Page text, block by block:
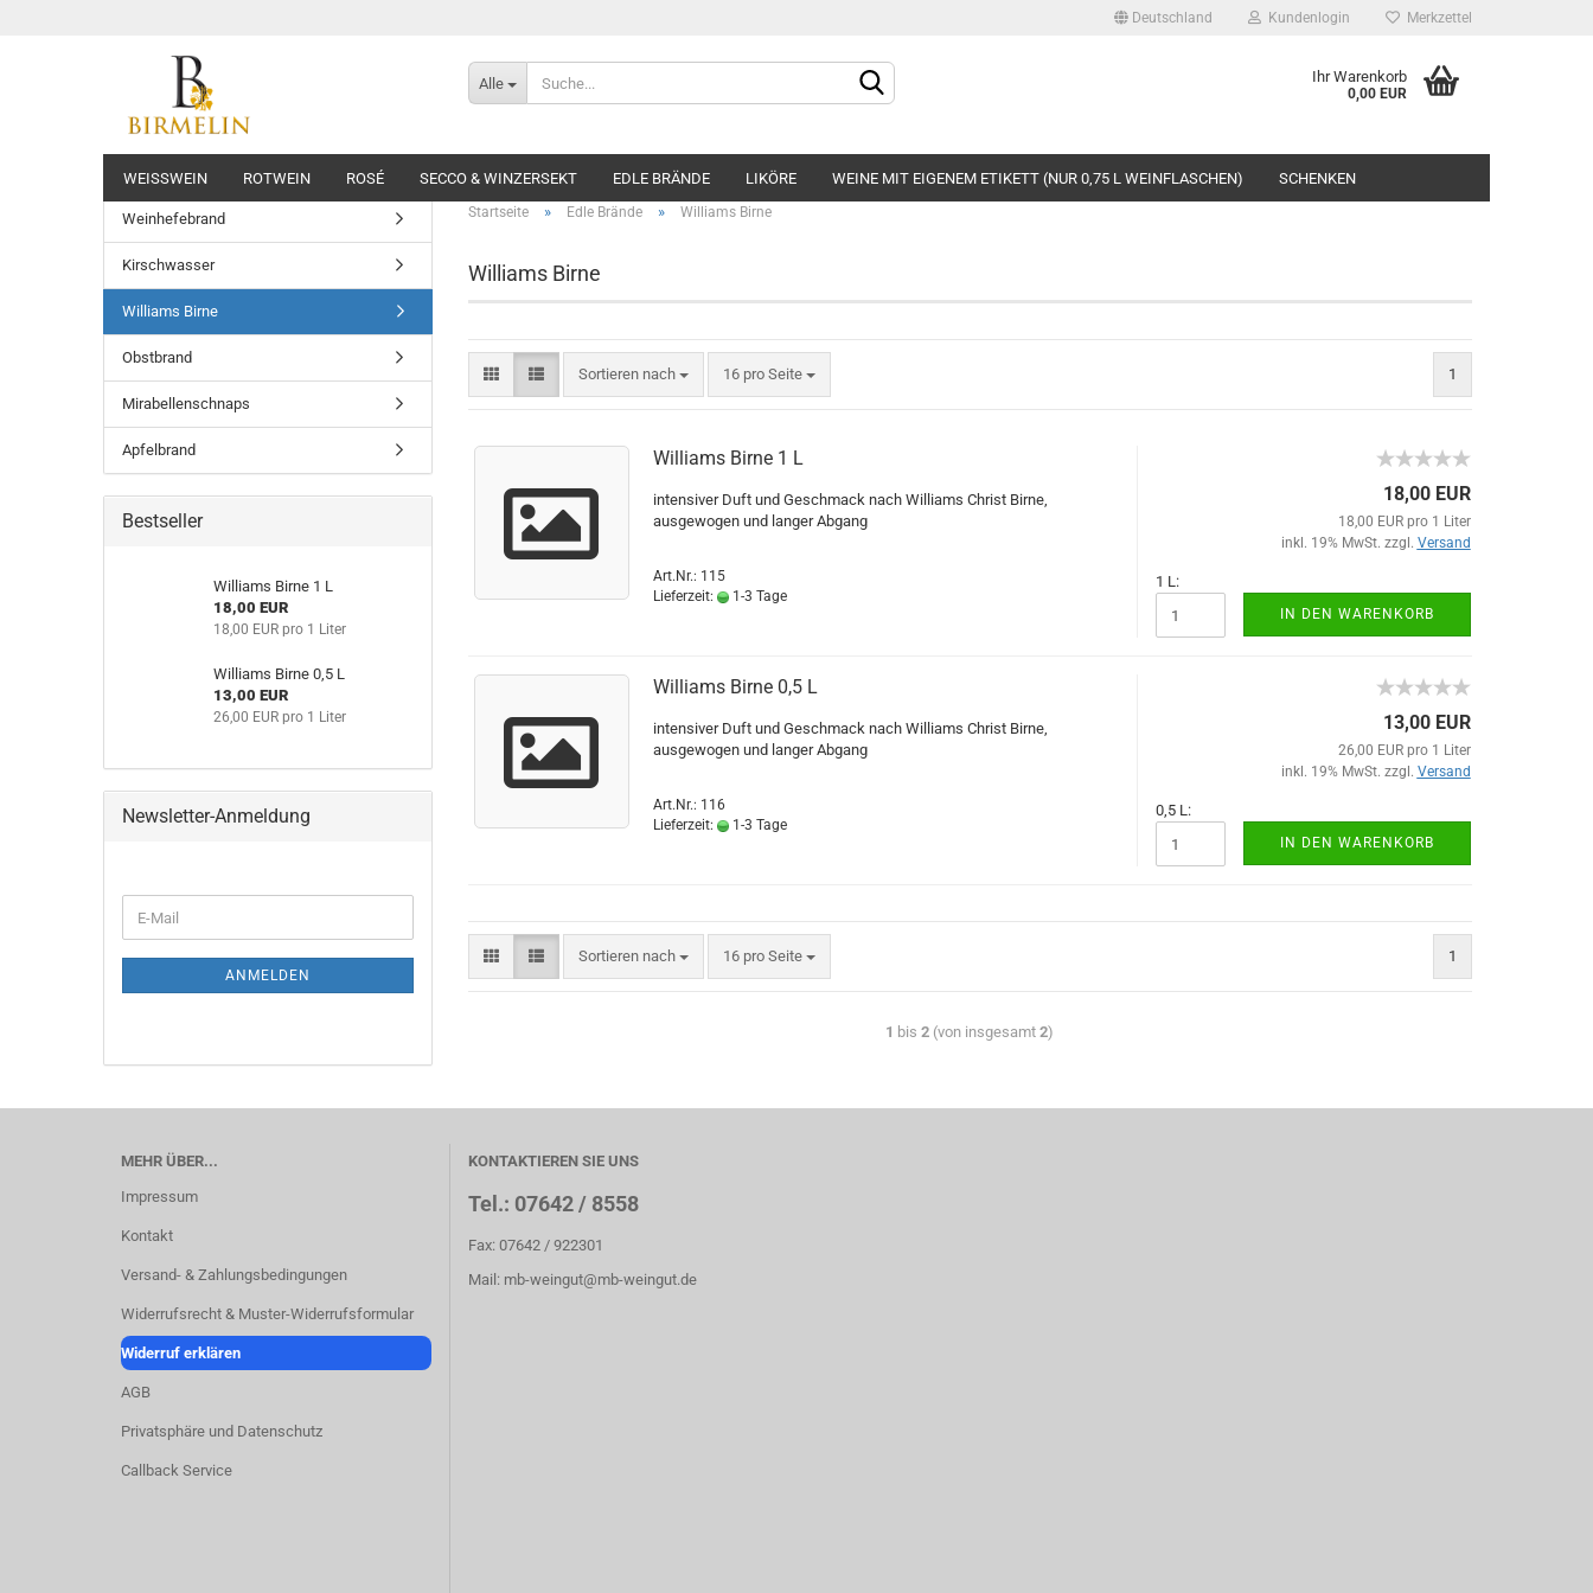
Deutschland
Lieferland
Kundenlogin
Konto erstellen
Merkzettel
Alle Ihr Warenkorb
0,00 EUR
WEISSWEIN ROTWEIN ROSÉ SECCO & WINZERSEKT EDLE BRÄNDE LIKÖRE WEINE MIT EIGENEM ETIKETT (NUR 0,75 L WEINFLASCHEN) SCHENKEN
Startseite » Edle Brände » Williams Birne
Williams Birne
Sortieren nach 16 pro Seite 1
Williams Birne 1 L
intensiver Duft und Geschmack nach Williams Christ Birne,
ausgewogen und langer Abgang
Art.Nr.: 115
Lieferzeit:
1-3 Tage
18,00 EUR
18,00 EUR pro 1 Liter
inkl. 19% MwSt. zzgl. Versand
1 L:
IN DEN WARENKORB
Williams Birne 0,5 L
intensiver Duft und Geschmack nach Williams Christ Birne,
ausgewogen und langer Abgang
Art.Nr.: 116
Lieferzeit:
1-3 Tage
13,00 EUR
26,00 EUR pro 1 Liter
inkl. 19% MwSt. zzgl. Versand
0,5 L:
IN DEN WARENKORB
Sortieren nach 16 pro Seite 1
1 bis2 (von insgesamt2)
Weinhefebrand
Kirschwasser
Williams Birne
Obstbrand
Mirabellenschnaps
Apfelbrand
Bestseller
Williams Birne 1 L
18,00 EUR
18,00 EUR pro 1 Liter
Williams Birne 0,5 L
13,00 EUR
26,00 EUR pro 1 Liter
Newsletter-Anmeldung
ANMELDEN
MEHR ÜBER...
Impressum
Kontakt
Versand- & Zahlungsbedingungen
Widerrufsrecht & Muster-Widerrufsformular
Widerruf erklären
AGB
Privatsphäre und Datenschutz
Callback Service
KONTAKTIEREN SIE UNS
Tel.: 07642 / 8558
Fax: 07642 / 922301
Mail: mb-weingut@mb-weingut.de